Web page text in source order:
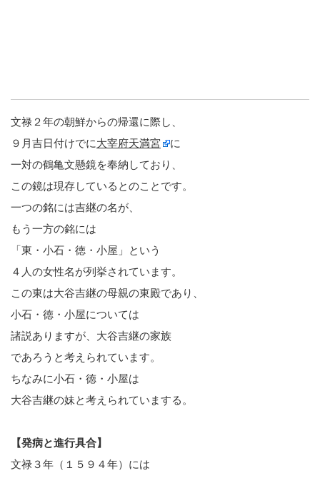
文禄２年の朝鮮からの帰還に際し、
９月吉日付けでに大宰府天満宮
に
一対の鶴亀文懸鏡を奉納しており、
この鏡は現存しているとのことです。
一つの銘には吉継の名が、
もう一方の銘には
「東・小石・徳・小屋」という
４人の女性名が列挙されています。
この東は大谷吉継の母親の東殿であり、
小石・徳・小屋については
諸説ありますが、大谷吉継の家族
であろうと考えられています。
ちなみに小石・徳・小屋は
大谷吉継の妹と考えられていまする。
【発病と進行具合】
文禄３年（１５９４年）には